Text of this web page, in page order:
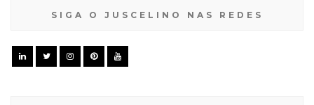
SIGA O JUSCELINO NAS REDES